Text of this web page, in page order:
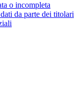
o incompleta
da parte dei titolari